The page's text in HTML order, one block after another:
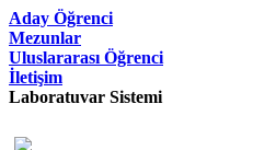
Aday Öğrenci
Mezunlar
Uluslararası Öğrenci
İletişim
Laboratuvar Sistemi